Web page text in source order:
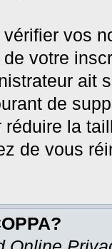
vos
de votre
ait
de
réduire la
de vous